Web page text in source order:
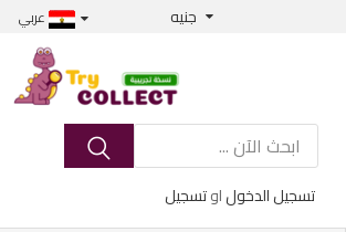
جنيه عربي
تسجيل الدخولاوتسجيل